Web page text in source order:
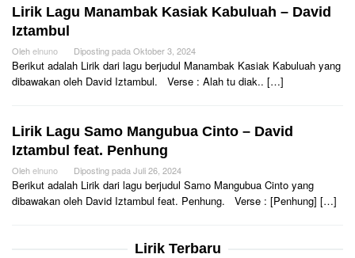
Lirik Lagu Manambak Kasiak Kabuluah – David
Iztambul
Olehelnuno Diposting pada Oktober 3, 2024
Berikut adalah Lirik dari lagu berjudul Manambak Kasiak Kabuluah yang
dibawakan oleh David Iztambul. Verse : Alah tu diak.. […]
Lirik Lagu Samo Mangubua Cinto – David
Iztambul feat. Penhung
Olehelnuno Diposting pada Juli 26, 2024
Berikut adalah Lirik dari lagu berjudul Samo Mangubua Cinto yang
dibawakan oleh David Iztambul feat. Penhung. Verse : [Penhung] […]
Lirik Terbaru